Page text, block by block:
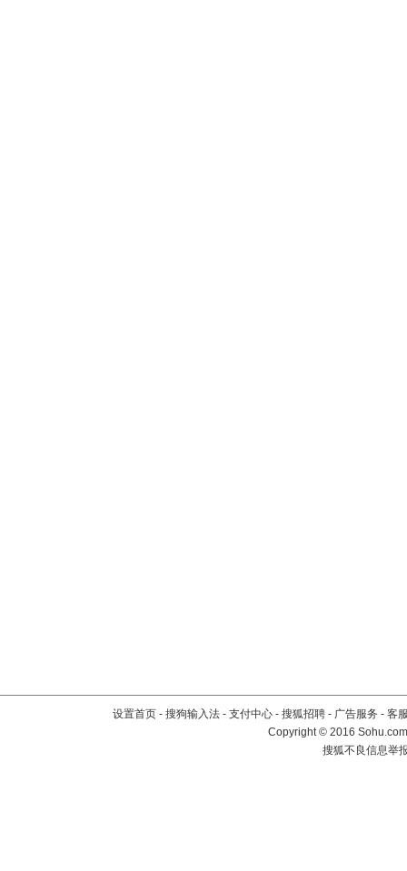
设置首页 - 搜狗输入法 - 支付中心 - 搜狐招聘 - 广告服务 - 客
Copyright©2016
搜狐不良信息举